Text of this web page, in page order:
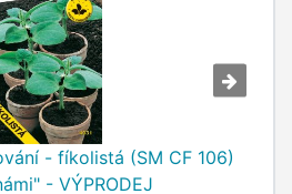
- fíkolistá (SM CF 106)
- VÝPRODEJ